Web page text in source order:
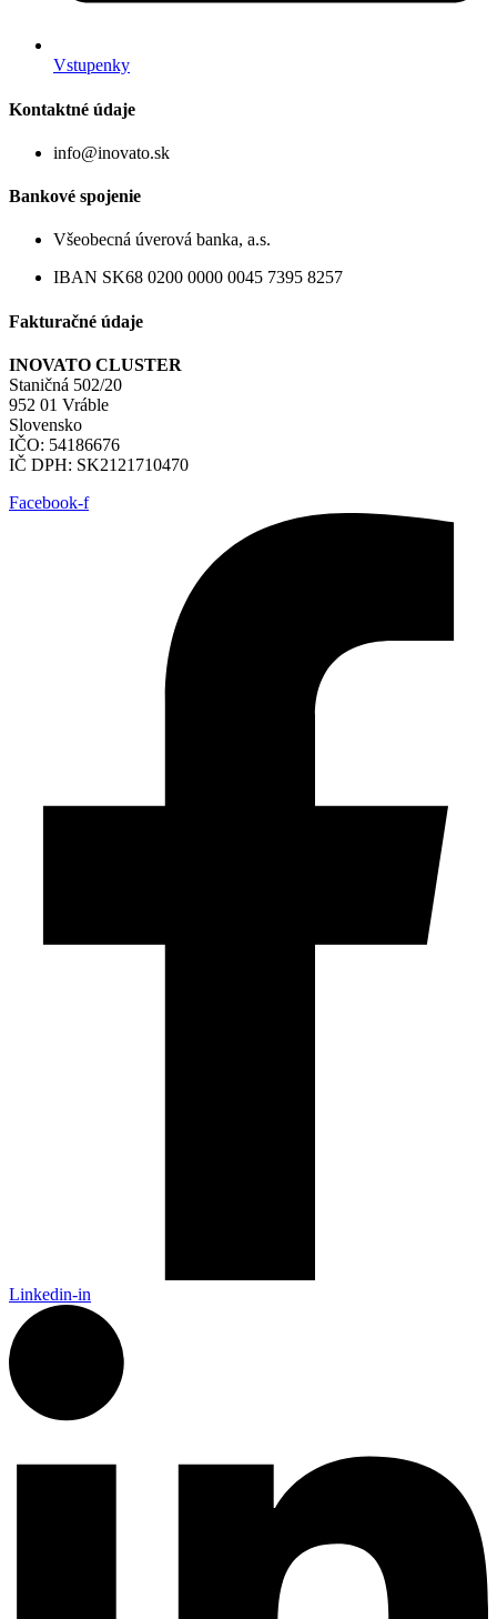
Vstupenky
Kontaktné údaje
info@inovato.sk
Bankové spojenie
Všeobecná úverová banka, a.s.
IBAN SK68 0200 0000 0045 7395 8257
Fakturačné údaje
INOVATO CLUSTER
Staničná 502/20
952 01 Vráble
Slovensko
IČO: 54186676
IČ DPH: SK2121710470
Facebook-f
Linkedin-in